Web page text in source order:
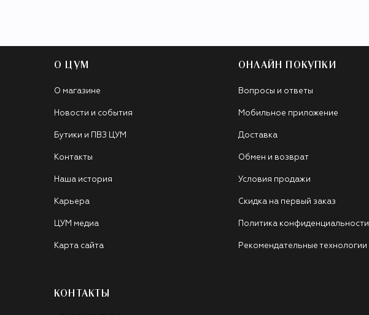
О ЦУМ
О магазине
Новости и события
Бутики и ПВЗ ЦУМ
Контакты
Наша история
Карьера
ЦУМ медиа
Карта сайта
ОНЛАЙН ПОКУПКИ
Вопросы и ответы
Мобильное приложение
Доставка
Обмен и возврат
Условия продажи
Скидка на первый заказ
Политика конфиденциальности
Рекомендательные технологии
КОНТАКТЫ